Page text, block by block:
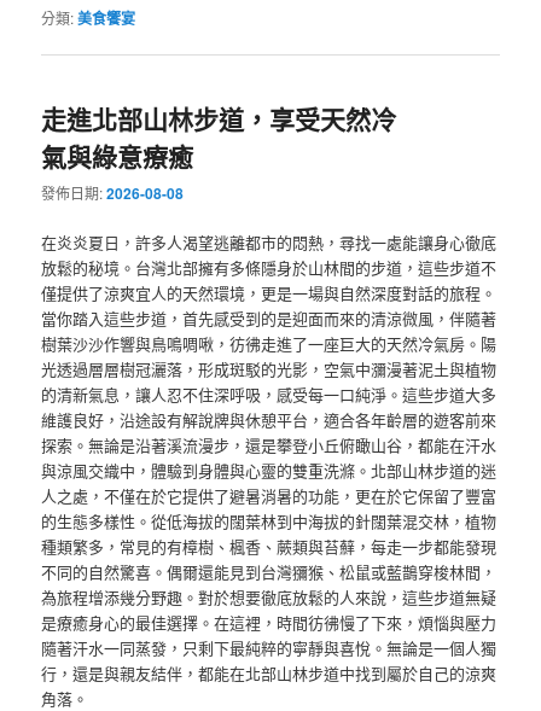
分類:美食饗宴
走進北部山林步道，享受天然冷
氣與綠意療癒
發佈日期:2026-08-08
在炎炎夏日，許多人渴望逃離都市的悶熱，尋找一處能讓身心徹底
放鬆的秘境。台灣北部擁有多條隱身於山林間的步道，這些步道不
僅提供了涼爽宜人的天然環境，更是一場與自然深度對話的旅程。
當你踏入這些步道，首先感受到的是迎面而來的清涼微風，伴隨著
樹葉沙沙作響與鳥鳴啁啾，彷彿走進了一座巨大的天然冷氣房。陽
光透過層層樹冠灑落，形成斑駁的光影，空氣中瀰漫著泥土與植物
的清新氣息，讓人忍不住深呼吸，感受每一口純淨。這些步道大多
維護良好，沿途設有解說牌與休憩平台，適合各年齡層的遊客前來
探索。無論是沿著溪流漫步，還是攀登小丘俯瞰山谷，都能在汗水
與涼風交織中，體驗到身體與心靈的雙重洗滌。北部山林步道的迷
人之處，不僅在於它提供了避暑消暑的功能，更在於它保留了豐富
的生態多樣性。從低海拔的闊葉林到中海拔的針闊葉混交林，植物
種類繁多，常見的有樟樹、楓香、蕨類與苔蘚，每走一步都能發現
不同的自然驚喜。偶爾還能見到台灣獼猴、松鼠或藍鵲穿梭林間，
為旅程增添幾分野趣。對於想要徹底放鬆的人來說，這些步道無疑
是療癒身心的最佳選擇。在這裡，時間彷彿慢了下來，煩惱與壓力
隨著汗水一同蒸發，只剩下最純粹的寧靜與喜悅。無論是一個人獨
行，還是與親友結伴，都能在北部山林步道中找到屬於自己的涼爽
角落。